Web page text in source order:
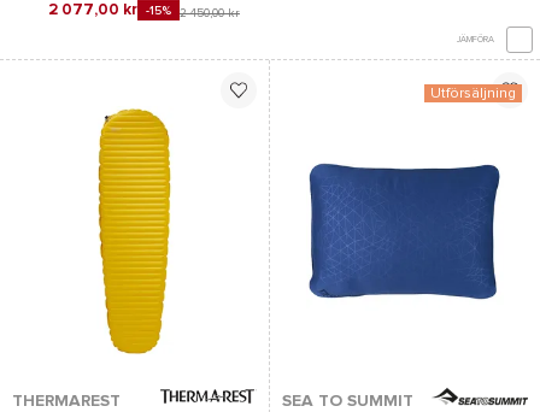
2 077,00 kr -15% 2 450,00 kr
JÄMFÖRA
THERMAREST
Utförsäljning
SEA TO SUMMIT